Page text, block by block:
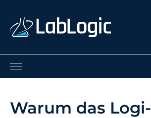
Strahlenschutz
Warum das Logi-